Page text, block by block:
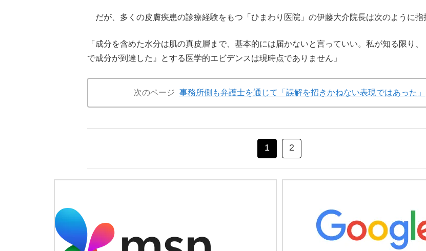
だが、多くの皮膚疾患の診療経験をもつ「ひまわり医院」の伊藤大介院長は次のように指
「成分を含めた水分は肌の真皮層まで、基本的には届かないと言っていい。私が知る限り、
で成分が到達した』とする医学的エビデンスは現時点でありません」
次のページ 事務所側も弁護士を通じて「誤解を招きかねない表現ではあった」
1 2